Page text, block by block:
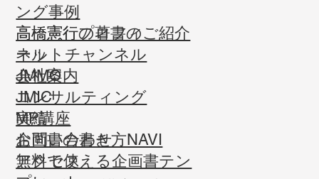
ング事例
高橋憲行プロフィ
ール
会社案内
コンサルティング
実績
お問い合わせ
​アクセス
高橋憲行の著書のご紹介
ネットチャンネル
JMMO
JMIC
MP講座
企画書の書き方NAVI
無料で使える企画書テン